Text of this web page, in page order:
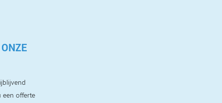
een offerte